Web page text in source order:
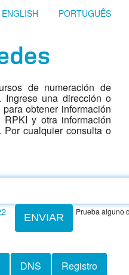
ENGLISH PORTUGUÊS
de numeración de
Ingrese una dirección o
obtener información
y otra información
cualquier consulta o
ENVIAR
Prueba alguno
DNS
Registro